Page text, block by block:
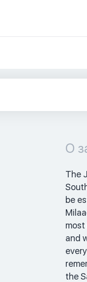
О
The
be
and
the